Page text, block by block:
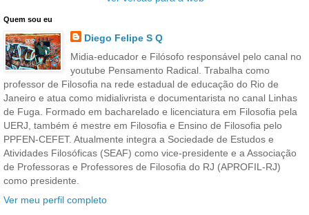
Quem sou eu
Diego Felipe S Q
Midia-educador e Filósofo responsável pelo canal no
youtube Pensamento Radical. Trabalha como
professor de Filosofia na rede estadual de educação do Rio de
Janeiro e atua como midialivrista e documentarista no canal Linhas
de Fuga. Formado em bacharelado e licenciatura em Filosofia pela
UERJ, também é mestre em Filosofia e Ensino de Filosofia pelo
PPFEN-CEFET. Atualmente integra a Sociedade de Estudos e
Atividades Filosóficas (SEAF) como vice-presidente e a Associação
de Professoras e Professores de Filosofia do RJ (APROFIL-RJ)
como presidente.
Ver meu perfil completo